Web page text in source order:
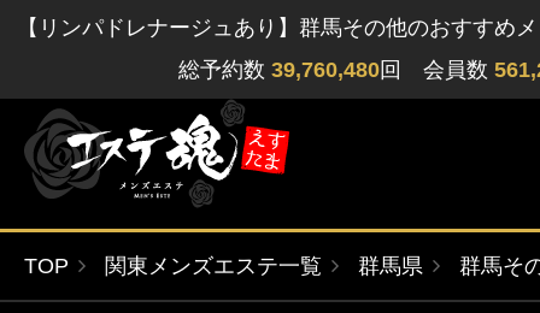
【リンパドレナージュあり】群馬その他のおすすめ
総予約数 39,760,480回 会員数
閲覧履歴
ゲストさん
TOP 関東メンズエステ一覧 群馬県 群馬そ